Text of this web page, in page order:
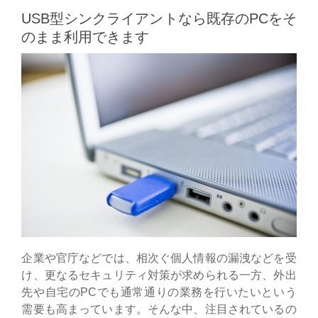
USB型シンクライアントなら既存のPCをそ
のまま利用できます
企業や官庁などでは、相次ぐ個人情報の漏洩などを受
け、更なるセキュリティ対策が求められる一方、外出
先や自宅のPCでも通常通りの業務を行いたいという
需要も高まっています。そんな中、注目されているの